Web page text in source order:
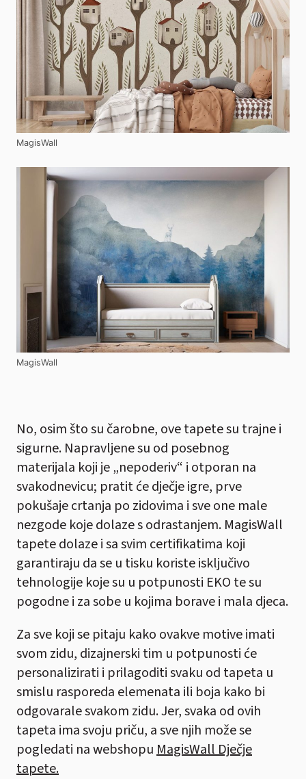
MagisWall
MagisWall
No, osim što su čarobne, ove tapete su trajne i
sigurne. Napravljene su od posebnog
materijala koji je „nepoderiv“ i otporan na
svakodnevicu; pratit će dječje igre, prve
pokušaje crtanja po zidovima i sve one male
nezgode koje dolaze s odrastanjem. MagisWall
tapete dolaze i sa svim certifikatima koji
garantiraju da se u tisku koriste isključivo
tehnologije koje su u potpunosti EKO te su
pogodne i za sobe u kojima borave i mala djeca.
Za sve koji se pitaju kako ovakve motive imati
svom zidu, dizajnerski tim u potpunosti će
personalizirati i prilagoditi svaku od tapeta u
smislu rasporeda elemenata ili boja kako bi
odgovarale svakom zidu. Jer, svaka od ovih
tapeta ima svoju priču, a sve njih može se
pogledati na webshopuMagisWall Dječje
tapete.